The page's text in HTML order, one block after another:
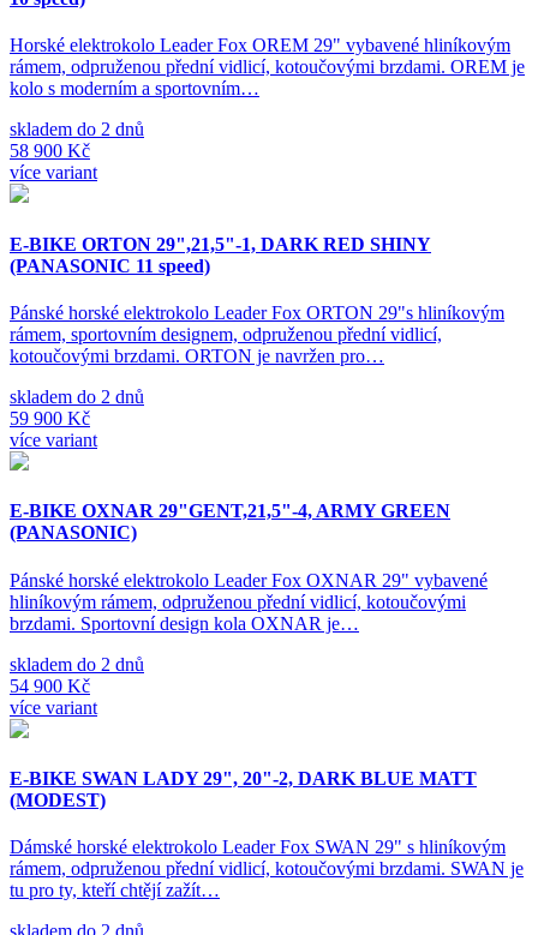
Horské elektrokolo Leader Fox OREM 29" vybavené hliníkovým
rámem, odpruženou přední vidlicí, kotoučovými brzdami. OREM je
kolo s moderním a sportovním…
skladem do 2 dnů
58 900 Kč
více variant
E-BIKE ORTON 29",21,5"-1, DARK RED SHINY
(PANASONIC 11 speed)
Pánské horské elektrokolo Leader Fox ORTON 29"s hliníkovým
rámem, sportovním designem, odpruženou přední vidlicí,
kotoučovými brzdami. ORTON je navržen pro…
skladem do 2 dnů
59 900 Kč
více variant
E-BIKE OXNAR 29"GENT,21,5"-4, ARMY GREEN
(PANASONIC)
Pánské horské elektrokolo Leader Fox OXNAR 29" vybavené
hliníkovým rámem, odpruženou přední vidlicí, kotoučovými
brzdami. Sportovní design kola OXNAR je…
skladem do 2 dnů
54 900 Kč
více variant
E-BIKE SWAN LADY 29", 20"-2, DARK BLUE MATT
(MODEST)
Dámské horské elektrokolo Leader Fox SWAN 29" s hliníkovým
rámem, odpruženou přední vidlicí, kotoučovými brzdami. SWAN je
tu pro ty, kteří chtějí zažít…
skladem do 2 dnů